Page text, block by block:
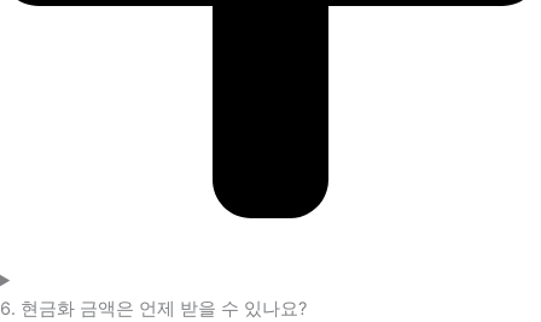
6. 현금화 금액은 언제 받을 수 있나요?